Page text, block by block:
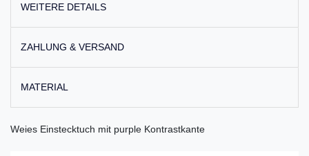
WEITERE DETAILS
ZAHLUNG & VERSAND
MATERIAL
Weies Einstecktuch mit purple Kontrastkante